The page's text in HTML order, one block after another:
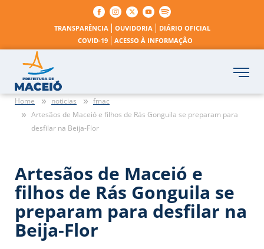
TRANSPARÊNCIA OUVIDORIA
DIÁRIO OFICIAL
COVID-19
ACESSO À INFORMAÇÃO
Home noticias
fmac
Artesãos de Maceió e filhos de Rás Gonguila se preparam para
desfilar na Beija-Flor
Artesãos de Maceió e
filhos de Rás Gonguila se
preparam para desfilar na
Beija-Flor